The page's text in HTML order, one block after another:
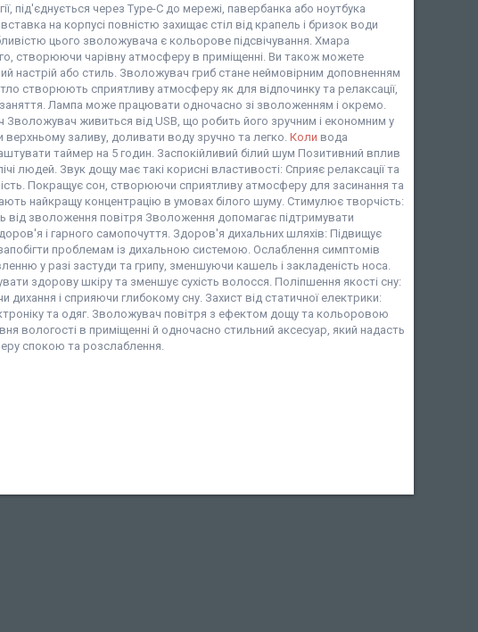
під'єднується через Type-C до мережі, павербанка або ноутбука
на корпусі повністю захищає стіл від крапель і бризок води
цього зволожувача є кольорове підсвічування. Хмара
створюючи чарівну атмосферу в приміщенні. Ви також можете
настрій або стиль. Зволожувач гриб стане неймовірним доповненням
створюють сприятливу атмосферу як для відпочинку та релаксації,
Лампа може працювати одночасно зі зволоженням і окремо.
Зволожувач живиться від USB, що робить його зручним і економним у
заливу, доливати воду зручно та легко. Коли вода
таймер на 5 годин. Заспокійливий білий шум Позитивний вплив
людей. Звук дощу має такі корисні властивості: Сприяє релаксації та
Покращує сон, створюючи сприятливу атмосферу для засинання та
найкращу концентрацію в умовах білого шуму. Стимулює творчість:
зволоження повітря Зволоження допомагає підтримувати
і гарного самопочуття. Здоров'я дихальних шляхів: Підвищує
проблемам із дихальною системою. Ослаблення симптомів
у разі застуди та грипу, зменшуючи кашель і закладеність носа.
здорову шкіру та зменшує сухість волосся. Поліпшення якості сну:
і сприяючи глибокому сну. Захист від статичної електрики:
та одяг. Зволожувач повітря з ефектом дощу та кольоровою
вологості в приміщенні й одночасно стильний аксесуар, який надасть
спокою та розслаблення.